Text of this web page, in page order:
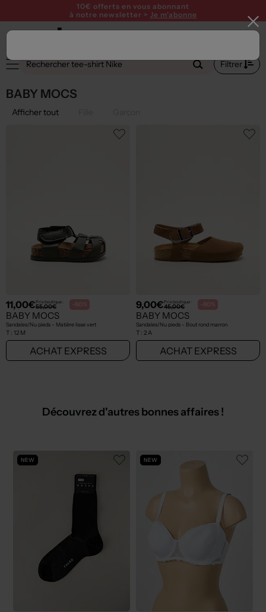
10€ offerts en vous abonnant
à notre newsletter > Je m'abonne
Filtrer
BABY MOCS
Afficher tout
11,00€Prix boutique :
55,00€ -80%
BABY MOCS
Sandales/Nu pieds - Matière lisse vert
T : 12 M
ACHAT EXPRESS
9,00€Prix boutique :
45,00€ -80%
BABY MOCS
Sandales/Nu pieds - Bout rond marron
T : 2 A
ACHAT EXPRESS
Découvrez d'autres bonnes affaires !
NEW NEW